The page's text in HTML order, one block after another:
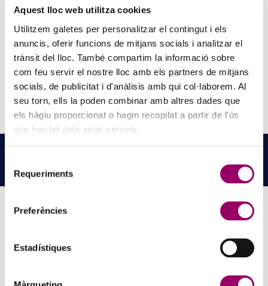
Aquest lloc web utilitza cookies
Utilitzem galetes per personalitzar el contingut i els
anuncis, oferir funcions de mitjans socials i analitzar el
trànsit del lloc. També compartim la informació sobre
com feu servir el nostre lloc amb els partners de mitjans
socials, de publicitat i d'anàlisis amb qui col·laborem. Al
seu torn, ells la poden combinar amb altres dades que
els hàgiu proporcionat o hagin recopilat a partir de l'ús
que heu fet dels seus serveis.
Requeriments
Preferències
Estadístiques
La trobada va permetre compartir coneixement tècnic, analitzar els
entre professionals, administracions i empreses del sector.
LLEGEIX MÉS NOTÍCIES →
PINZELLS A PUNT? PARTICIPA AL CONCURS DE
PINTURA DEL COL·LEGI
La creativitat torna a ser protagonista amb el Concurs de Pintura de